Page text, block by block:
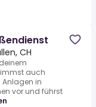
CH
auch
in
vor und führst